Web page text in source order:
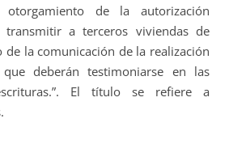
de la autorización
transmitir a terceros viviendas de
la comunicación de la realización
deberán testimoniarse en las
El título se refiere a